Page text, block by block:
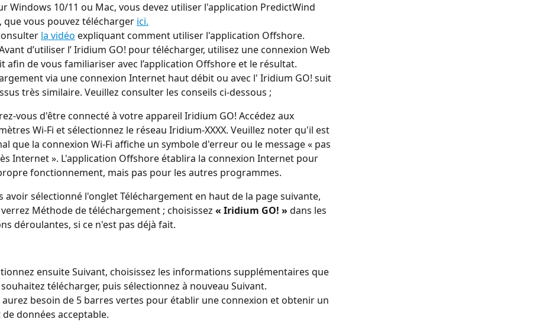
Windows 10/11 ou Mac, vous devez utiliser l'application PredictWind
que vous pouvez télécharger ici.
la vidéo expliquant comment utiliser l'application Offshore.
d’utiliser l’ Iridium GO! pour télécharger, utilisez une connexion Web
afin de vous familiariser avec l’application Offshore et le résultat.
via une connexion Internet haut débit ou avec l' Iridium GO! suit
très similaire. Veuillez consulter les conseils ci-dessous ;
vous d'être connecté à votre appareil Iridium GO! Accédez aux
Wi-Fi et sélectionnez le réseau Iridium-XXXX. Veuillez noter qu'il est
que la connexion Wi-Fi affiche un symbole d'erreur ou le message « pas
Internet ». L'application Offshore établira la connexion Internet pour
fonctionnement, mais pas pour les autres programmes.
avoir sélectionné l'onglet Téléchargement en haut de la page suivante,
Méthode de téléchargement ; choisissez « Iridium GO! » dans les
déroulantes, si ce n'est pas déjà fait.
ensuite Suivant, choisissez les informations supplémentaires que
télécharger, puis sélectionnez à nouveau Suivant.
aurez besoin de 5 barres vertes pour établir une connexion et obtenir un
données acceptable.